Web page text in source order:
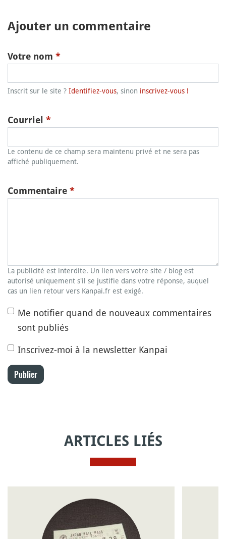
Ajouter un commentaire
Votre nom *
Inscrit sur le site ? Identifiez-vous, sinon inscrivez-vous !
Courriel *
Le contenu de ce champ sera maintenu privé et ne sera pas
affiché publiquement.
Commentaire *
La publicité est interdite. Un lien vers votre site / blog est
autorisé uniquement s'il se justifie dans votre réponse, auquel
cas un lien retour vers Kanpai.fr est exigé.
Me notifier quand de nouveaux commentaires
sont publiés
Inscrivez-moi à la newsletter Kanpai
Publier
ARTICLES LIÉS